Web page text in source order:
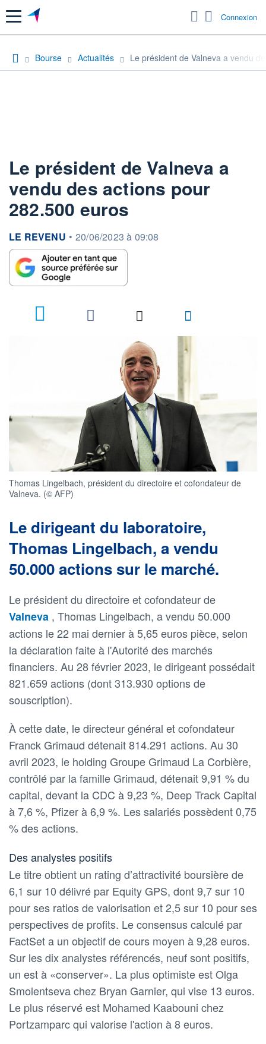
Menu Connexion
Bourse Actualités Le président de Valneva a vendu
Le président de Valneva a
vendu des actions pour
282.500 euros
information fournie par
LE REVENU • 20/06/2023 à 09:08
Thomas Lingelbach, président du directoire et cofondateur de
Valneva. (© AFP)
Le dirigeant du laboratoire,
Thomas Lingelbach, a vendu
50.000 actions sur le marché.
Le président du directoire et cofondateur de
Valneva , Thomas Lingelbach, a vendu 50.000
actions le 22 mai dernier à 5,65 euros pièce, selon
la déclaration faite à l'Autorité des marchés
financiers. Au 28 février 2023, le dirigeant possédait
821.659 actions (dont 313.930 options de
souscription).
À cette date, le directeur général et cofondateur
Franck Grimaud détenait 814.291 actions. Au 30
avril 2023, le holding Groupe Grimaud La Corbière,
contrôlé par la famille Grimaud, détenait 9,91 % du
capital, devant la CDC à 9,23 %, Deep Track Capital
à 7,6 %, Pfizer à 6,9 %. Les salariés possèdent 0,75
% des actions.
Des analystes positifs
Le titre obtient un rating d’attractivité boursière de
6,1 sur 10 délivré par Equity GPS, dont 9,7 sur 10
pour ses ratios de valorisation et 2,5 sur 10 pour ses
perspectives de profits. Le consensus calculé par
FactSet a un objectif de cours moyen à 9,28 euros.
Sur les dix analystes référencés, neuf sont positifs,
un est à «conserver». La plus optimiste est Olga
Smolentseva chez Bryan Garnier, qui vise 13 euros.
Le plus réservé est Mohamed Kaabouni chez
Portzamparc qui valorise l'action à 8 euros.